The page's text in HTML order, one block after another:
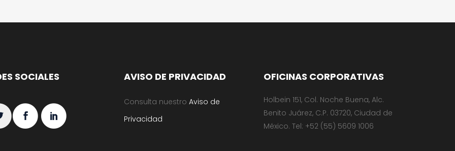
SOCIALES AVISO DE PRIVACIDAD
Consulta nuestro Aviso de
Privacidad
OFICINAS CORPORATIVAS
Holbein 151, Col. Noche Buena, Alc.
Benito Juárez, C.P. 03720, Ciudad de
México. Tel: +52 (55) 5609 1006